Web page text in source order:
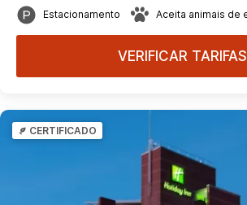
Estacionamento Aceita animais de
VERIFICAR TARIFAS
CERTIFICADO